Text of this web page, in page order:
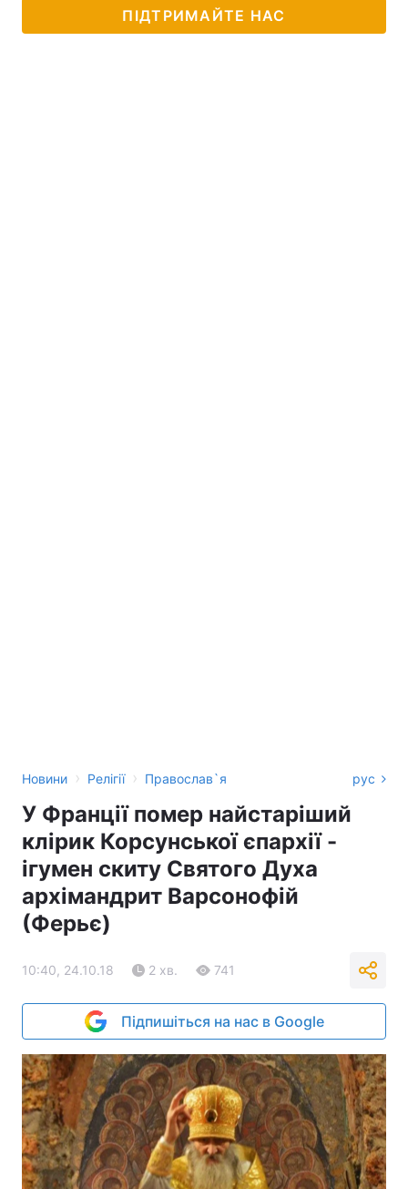
ПІДТРИМАЙТЕ НАС
Новини › Релігії › Православ`я рус
У Франції помер найстаріший
клірик Корсунської єпархії -
ігумен скиту Святого Духа
архімандрит Варсонофій
(Ферьє)
10:40, 24.10.18 2 хв. 741
Підпишіться на нас в Google